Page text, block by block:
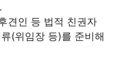
견인 등 법적 친권자
(위임장 등)를 준비해